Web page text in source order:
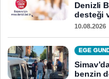
Denizli
desteği
10.08.2026
EGE
benzin